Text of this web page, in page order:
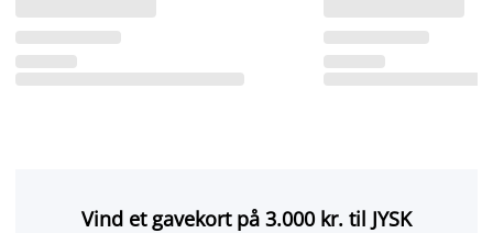
Vind et gavekort på 3.000 kr. til JYSK